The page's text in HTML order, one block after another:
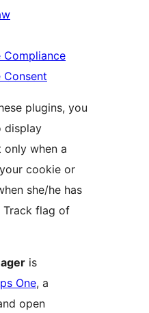
Compliance
Consent
plugins, you
display
when a
cookie or
she/he has
flag of
is
One, a
open